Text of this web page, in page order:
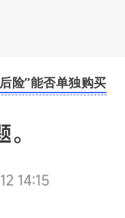
险”能否单独购买